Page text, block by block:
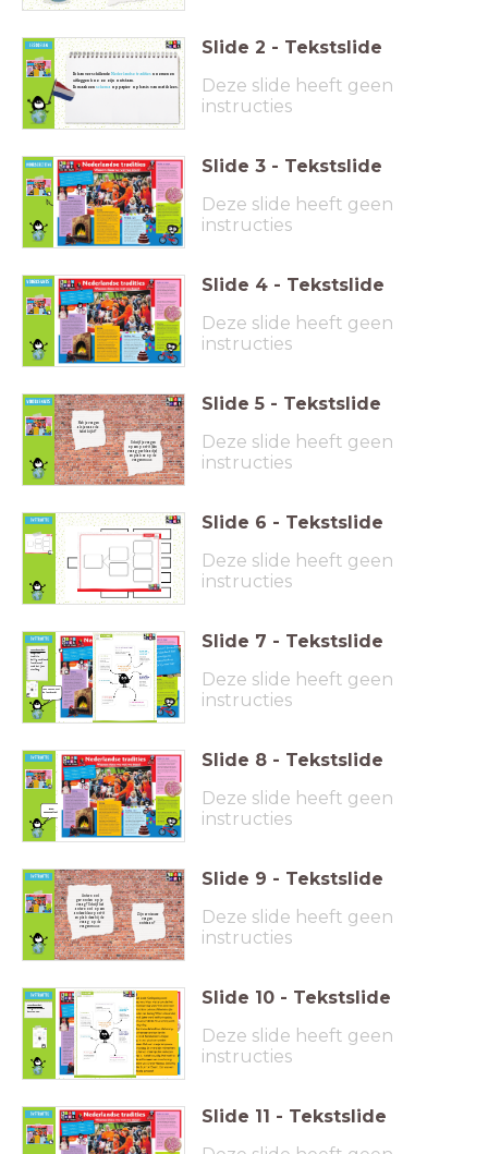
Ik kan verschillendeNederlandse tradities noemen en
uitleggen hoe ze zijn ontstaan.
Ik maak eenschema op papier op basis van wat ik lees.
Slide 2 - Tekstslide
Deze slide heeft geen
instructies
Bekijk de titel van het artikel,maar lees de tekst nog niet.
Bespreek in tweetallen:
Wat valt op aan de kopjes, de titel en de plaatjes?
Waar denk je dat het over zal gaan, waarom denk je dat?
Wat weet je er al van?
Wat is dit voor een tekst denk je?
Slide 3 - Tekstslide
Deze slide heeft geen
instructies
Welke Nederlandse
tradities ken jij?
timer
1:00
Slide 4 - Tekstslide
Deze slide heeft geen
instructies
Schrijf je vragen
op een post-it (één
vraag per blaadje)
en plak ze op de
vragenmuur.
Heb je vragen
als je naar de
tekst kijkt?
Slide 5 - Tekstslide
Deze slide heeft geen
instructies
Slide 6 - Tekstslide
Deze slide heeft geen
instructies
Woordenschat:
surprises
traditie
heilig verklaard
(verklaren)
rond het jaar
sterfdag
Lees samen met
de leerkracht
Slide 7 - Tekstslide
Deze slide heeft geen
instructies
Even
samenvatten!
Nederlandse traditie
Nicolaas leefde rond 300 in
Turkije. Kindervriend. Stierf op 6
december. Heilig verklaard: Sint
Nicolaas. Sterfdag werd feestdag.
Herdenken en kinderen krijgen
cadeautjes.
Slide 8 - Tekstslide
Deze slide heeft geen
instructies
Antwoord
gevonden op je
vraag? Schrijf het
antwoord op een
andere kleur post-it
en plak deze bij de
vraag op de
vragenmuur.
Zijn er nieuwe
vragen
ontstaan?
Slide 9 - Tekstslide
Deze slide heeft geen
instructies
Woordenschat:
overgrootmoeder
barsten van
Slide 10 - Tekstslide
Deze slide heeft geen
instructies
Koningsdag
Was eerst Prinsessendag, toen
Koninginnedag en sinds 2014 met
Willem-Alexander Koningsdag. Konink-
lijke familie bezoekt stad, oranje
kleding, spelletjes, oranje tompouce,
vrijmarkt. Oranje door de
achternaam
van de Koninklijke familie:
Van Oranje-Nassau.
Slide 11 - Tekstslide